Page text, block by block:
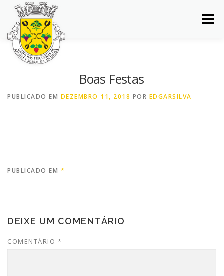
Saltar
conteúdo
Menu
INÍCIO JUNTA DE FREGUESIA
BALCÃO VIRTUAL NOTÍCIAS MAPA
Boas Festas
PUBLICADO EM DEZEMBRO 11, 2018 POR EDGARSILVA
PUBLICADO EM *
DEIXE UM COMENTÁRIO
COMENTÁRIO *